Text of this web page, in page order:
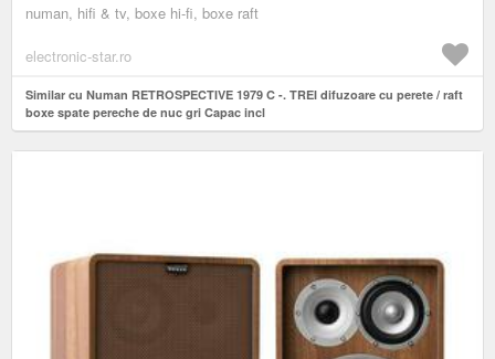
numan, hifi & tv, boxe hi-fi, boxe raft
electronic-star.ro
Similar cu Numan RETROSPECTIVE 1979 C -. TREI difuzoare cu perete / raft
boxe spate pereche de nuc gri Capac incl